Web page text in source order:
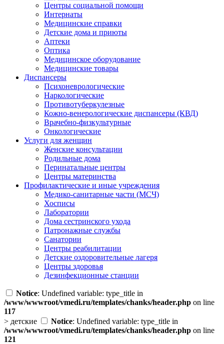
Центры социальной помощи
Интернаты
Медицинские справки
Детские дома и приюты
Аптеки
Оптика
Медицинское оборудование
Медицинские товары
Диспансеры
Психоневрологические
Наркологические
Противотуберкулезные
Кожно-венерологические диспансеры (КВД)
Врачебно-физкультурные
Онкологические
Услуги для женщин
Женские консультации
Родильные дома
Перинатальные центры
Центры материнства
Профилактические и иные учреждения
Медико-санитарные части (МСЧ)
Хосписы
Лаборатории
Дома сестринского ухода
Патронажные службы
Санатории
Центры реабилитации
Детские оздоровительные лагеря
Центры здоровья
Дезинфекционные станции
Notice: Undefined variable: type_title in
/www/wwwroot/vmedi.ru/templates/chanks/header.php on line
117
> детские Notice: Undefined variable: type_title in
/www/wwwroot/vmedi.ru/templates/chanks/header.php on line
121